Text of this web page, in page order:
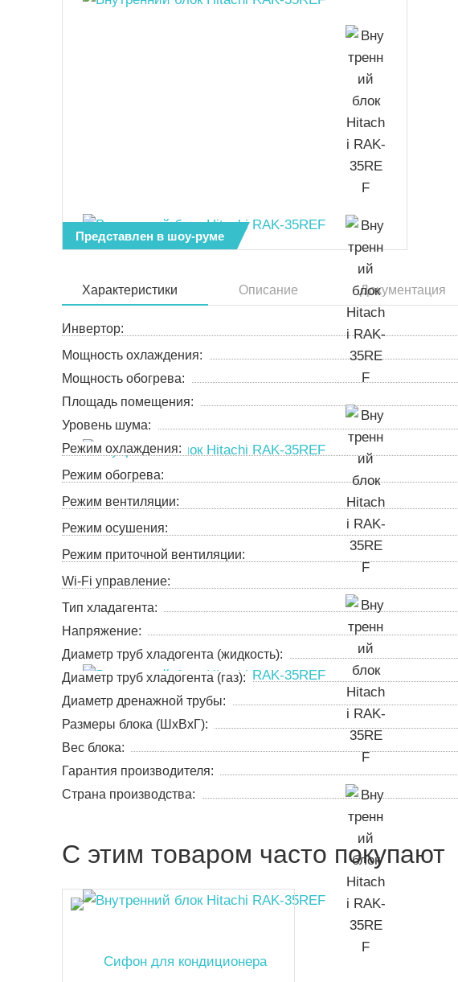
Представлен в шоу-руме
Характеристики Описание Документация
Инвертор:
Мощность охлаждения:
Мощность обогрева:
Площадь помещения:
Уровень шума:
Режим охлаждения:
Режим обогрева:
Режим вентиляции:
Режим осушения:
Режим приточной вентиляции:
Wi-Fi управление:
Тип хладагента:
Напряжение:
Диаметр труб хладогента (жидкость):
Диаметр труб хладогента (газ):
Диаметр дренажной трубы:
Размеры блока (ШхВхГ):
Вес блока:
Гарантия производителя:
Страна производства:
C этим товаром часто покупают